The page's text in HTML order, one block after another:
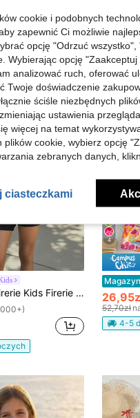
Kids Dziewczęcy kombinezon z zamkiem błyskawicznym na pół, czarny, z powrotem do szkoły, na wycieczkę rekreacyjną
4
52,70zł
4-5
cookie i podobnych
zapewnić Ci możliwie
opcję "Odrzuć
Wybierając opcję
analizować ruch, oferować
Twoje doświadczenie
ściśle niezbędnych
ustawienia
więcej na temat
plików cookie, wybierz opcję
zebranych danych,
ciasteczkami